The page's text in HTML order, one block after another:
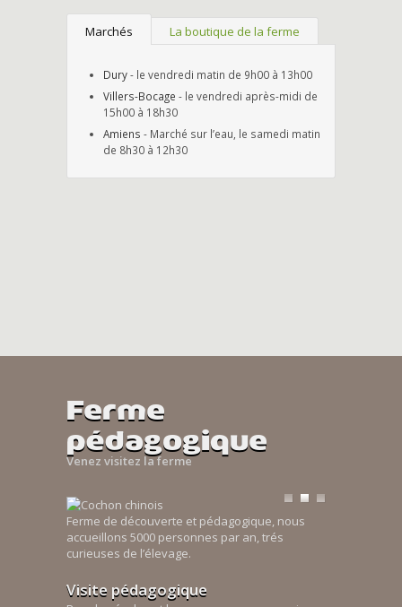
Marchés La boutique de la ferme
Dury- le vendredi matin de 9h00 à 13h00
Villers-Bocage - le vendredi après-midi de
15h00 à 18h30
Amiens - Marché sur l’eau, le samedi matin
de 8h30 à 12h30
Ferme
pédagogique
Venez visitez la ferme
Ferme de découverte et pédagogique, nous
accueillons 5000 personnes par an, trés
curieuses de l’élevage.
Visite pédagogique